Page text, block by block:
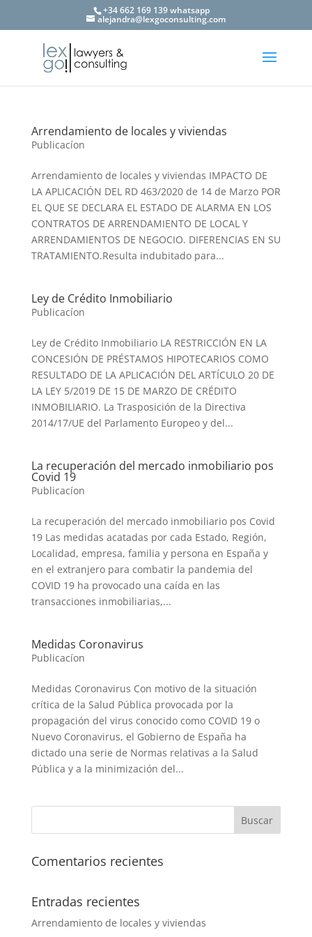
+34 662 169 139 whatsapp
alejandra@lexgoconsulting.com
Arrendamiento de locales y viviendas
Publicacíon
Arrendamiento de locales y viviendas IMPACTO DE
LA APLICACIÓN DEL RD 463/2020 de 14 de Marzo POR
EL QUE SE DECLARA EL ESTADO DE ALARMA EN LOS
CONTRATOS DE ARRENDAMIENTO DE LOCAL Y
ARRENDAMIENTOS DE NEGOCIO. DIFERENCIAS EN SU
TRATAMIENTO.Resulta indubitado para...
Ley de Crédito Inmobiliario
Publicacíon
Ley de Crédito Inmobiliario LA RESTRICCIÓN EN LA
CONCESIÓN DE PRÉSTAMOS HIPOTECARIOS COMO
RESULTADO DE LA APLICACIÓN DEL ARTÍCULO 20 DE
LA LEY 5/2019 DE 15 DE MARZO DE CRÉDITO
INMOBILIARIO. La Trasposición de la Directiva
2014/17/UE del Parlamento Europeo y del...
La recuperación del mercado inmobiliario pos
Covid 19
Publicacíon
La recuperación del mercado inmobiliario pos Covid
19 Las medidas acatadas por cada Estado, Región,
Localidad, empresa, familia y persona en España y
en el extranjero para combatir la pandemia del
COVID 19 ha provocado una caída en las
transacciones inmobiliarias,...
Medidas Coronavirus
Publicacíon
Medidas Coronavirus Con motivo de la situación
crítica de la Salud Pública provocada por la
propagación del virus conocido como COVID 19 o
Nuevo Coronavirus, el Gobierno de España ha
dictado una serie de Normas relativas a la Salud
Pública y a la minimización del...
Comentarios recientes
Entradas recientes
Arrendamiento de locales y viviendas